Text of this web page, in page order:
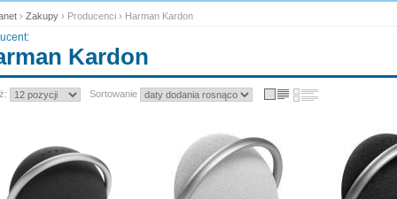
› Zakupy › Producenci › Harman Kardon
Kardon
Sortowanie